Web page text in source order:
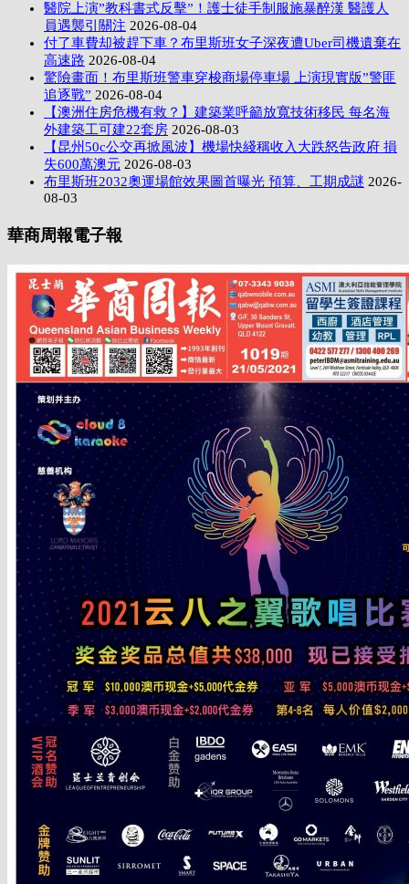
醫院上演”教科書式反擊”！護士徒手制服施暴醉漢 醫護人
員遇襲引關注 2026-08-04
付了車費却被趕下車？布里斯班女子深夜遭Uber司機遺棄在
高速路 2026-08-04
驚險畫面！布里斯班警車穿梭商場停車場 上演現實版”警匪
追逐戰” 2026-08-04
【澳洲住房危機有救？】建築業呼籲放寬技術移民 每名海
外建築工可建22套房 2026-08-03
【昆州50c公交再掀風波】機場快綫稱收入大跌怒告政府 損
失600萬澳元 2026-08-03
布里斯班2032奧運場館效果圖首曝光 預算、工期成謎 2026-
08-03
華商周報電子報